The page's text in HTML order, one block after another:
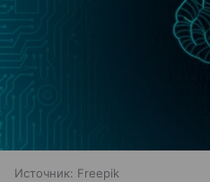
Источник: Freepik